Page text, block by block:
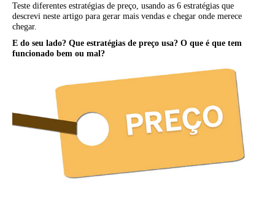
Teste diferentes estratégias de preço, usando as 6 estratégias que
descrevi neste artigo para gerar mais vendas e chegar onde merece
chegar.
E do seu lado? Que estratégias de preço usa? O que é que tem
funcionado bem ou mal?